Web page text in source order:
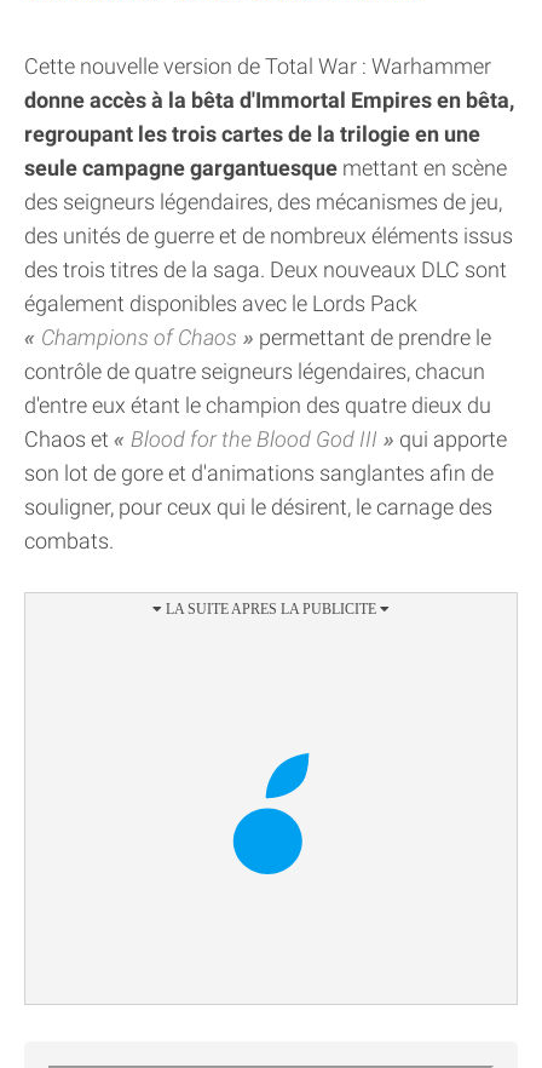
Cette nouvelle version de Total War : Warhammer
donne accès à la bêta d'Immortal Empires en bêta,
regroupant les trois cartes de la trilogie en une
seule campagne gargantuesque mettant en scène
des seigneurs légendaires, des mécanismes de jeu,
des unités de guerre et de nombreux éléments issus
des trois titres de la saga. Deux nouveaux DLC sont
également disponibles avec le Lords Pack
Champions of Chaos
permettant de prendre le
contrôle de quatre seigneurs légendaires, chacun
d'entre eux étant le champion des quatre dieux du
Chaos et
Blood for the Blood God III
qui apporte
son lot de gore et d'animations sanglantes afin de
souligner, pour ceux qui le désirent, le carnage des
combats.